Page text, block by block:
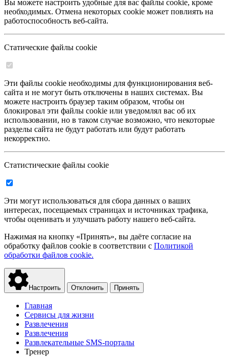
Вы можете настроить удобные для вас файлы cookie, кроме
необходимых. Отмена некоторых cookie может повлиять на
работоспособность веб-сайта.
Статические файлы cookie
Эти файлы cookie необходимы для функционирования веб-
сайта и не могут быть отключены в наших системах. Вы
можете настроить браузер таким образом, чтобы он
блокировал эти файлы cookie или уведомлял вас об их
использовании, но в таком случае возможно, что некоторые
разделы сайта не будут работать или будут работать
некорректно.
Статистические файлы cookie
Эти могут использоваться для сбора данных о ваших
интересах, посещаемых страницах и источниках трафика,
чтобы оценивать и улучшать работу нашего веб-сайта.
Нажимая на кнопку «Принять», вы даёте согласие на
обработку файлов cookie в соответствии с Политикой
обработки файлов cookie.
Настроить Отклонить Принять
Главная
Сервисы для жизни
Развлечения
Развлечения
Развлекательные SMS-порталы
Тренер